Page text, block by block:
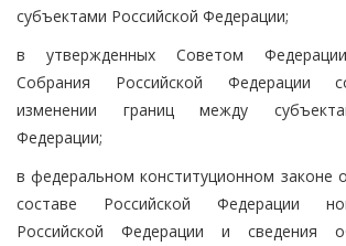
субъектами Российской Федерации;
в утвержденных Советом
Собрания Российской Федерации
изменении границ между
Федерации;
в федеральном конституционном законе
составе Российской Федерации
Российской Федерации и сведения